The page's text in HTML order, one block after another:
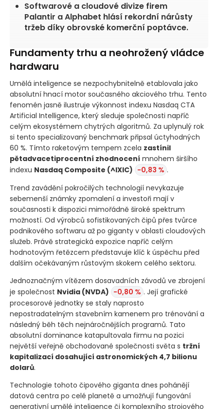
Softwarové a cloudové divize firem
Palantir a Alphabet hlásí rekordní nárůsty
tržeb díky obrovské komerční poptávce.
Fundamenty trhu a neohrožený vládce
hardwaru
Umělá inteligence se nezpochybnitelně etablovala jako
absolutní hnací motor současného akciového trhu. Tento
fenomén jasně ilustruje výkonnost indexu Nasdaq CTA
Artificial Intelligence, který sleduje společnosti napříč
celým ekosystémem chytrých algoritmů. Za uplynulý rok
si tento specializovaný benchmark připsal úctyhodných
60 %. Tímto raketovým tempem zcela zastínil
pětadvacetiprocentní zhodnocení mnohem širšího
indexu Nasdaq Composite (^IXIC) -0,83 % .
Trend zavádění pokročilých technologií nevykazuje
sebemenší známky zpomalení a investoři mají v
současnosti k dispozici mimořádně široké spektrum
možností. Od výrobců sofistikovaných čipů přes tvůrce
podnikového softwaru až po giganty v oblasti cloudových
služeb. Právě strategická expozice napříč celým
hodnotovým řetězcem představuje klíč k úspěchu před
dalším očekávaným růstovým skokem celého sektoru.
Jednoznačným vítězem dosavadních závodů ve zbrojení
je společnost Nvidia (NVDA) -0,80 % . Její grafické
procesorové jednotky se staly naprosto
nepostradatelným stavebním kamenem pro trénování a
následný běh těch nejnáročnějších programů. Tato
absolutní dominance katapultovala firmu na pozici
největší veřejně obchodované společnosti světa s tržní
kapitalizací dosahující astronomických 4,7 bilionu
dolarů.
Technologie tohoto čipového giganta dnes pohánějí
datová centra po celé planetě a umožňují fungování
generativní umělé inteligence či komplexního strojového